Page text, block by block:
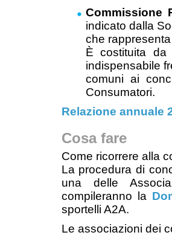
Commissione
indicato dalla
che
È costituita
indispensabile
comuni ai
Consumatori.
Relazione annuale
Cosa fare
Come ricorrere alla
La procedura di
una delle
compileranno la
sportelli A2A.
Le associazioni dei